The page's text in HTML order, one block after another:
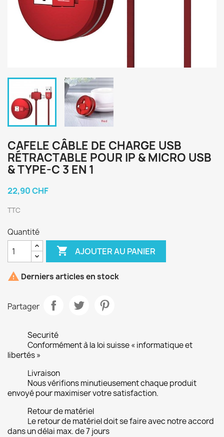
CAFELE CÂBLE DE CHARGE USB
RÉTRACTABLE POUR IP & MICRO USB
& TYPE-C 3 EN 1
22,90 CHF
TTC
Quantité
 AJOUTER AU PANIER
 Derniers articles en stock
Partager
Securité
Conformément à la loi suisse « informatique et
libertés »
Livraison
Nous vérifions minutieusement chaque produit
envoyé pour maximiser votre satisfaction.
Retour de matériel
Le retour de matériel doit se faire avec notre accord
dans un délai max. de 7 jours